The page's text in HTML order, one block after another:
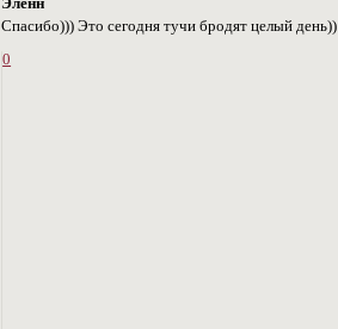
Спасибо))) Это сегодня тучи бродят целый день))
0